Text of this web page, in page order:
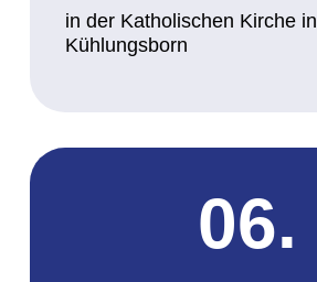
in der Katholischen Kirche in
Kühlungsborn
06.